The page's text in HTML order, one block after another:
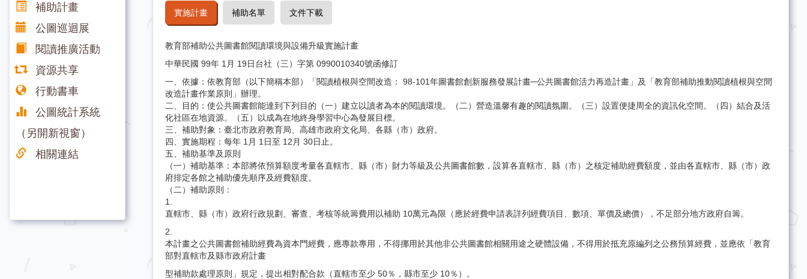
補助計畫
公圖巡迴展
閱讀推廣活動
資源共享
行動書車
公圖統計系統
（另開新視窗）
相關連結
實施計畫 補助名單 文件下載
教育部補助公共圖書館閱讀環境與設備升級實施計畫
中華民國 99年 1月 19日台社（三）字第 0990010340號函修訂
一、依據：依教育部（以下簡稱本部）「閱讀植根與空間改造： 98-101年圖書館創新服務發展計畫─公共圖書館活力再造計畫」及「教育部補助推動閱讀植根與空間
改造計畫作業原則」辦理。
二、目的：使公共圖書館能達到下列目的（一）建立以讀者為本的閱讀環境。（二）營造溫馨有趣的閱讀氛圍。（三）設置便捷周全的資訊化空間。（四）結合及活
化社區在地資源。（五）以成為在地終身學習中心為發展目標。
三、補助對象：臺北市政府教育局、高雄市政府文化局、各縣（市）政府。
四、實施期程：每年 1月 1日至 12月 30日止。
五、補助基準及原則
（一）補助基準：本部將依預算額度考量各直轄市、縣（市）財力等級及公共圖書館數，設算各直轄市、縣（市）之核定補助經費額度，並由各直轄市、縣（市）政
府排定各館之補助優先順序及經費額度。
（二）補助原則：
1.
直轄市、縣（市）政府行政規劃、審查、考核等統籌費用以補助 10萬元為限（應於經費申請表詳列經費項目、數項、單價及總價），不足部分地方政府自籌。
2.
本計畫之公共圖書館補助經費為資本門經費，應專款專用，不得挪用於其他非公共圖書館相關用途之硬體設備，不得用於抵充原編列之公務預算經費，並應依「教育
部對直轄市及縣市政府計畫
型補助款處理原則」規定，提出相對配合款（直轄市至少 50％，縣市至少 10％）。